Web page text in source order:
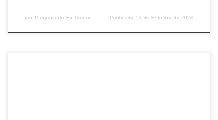
por O equipo do Facho.com Publicado 15 de Febreiro de 2023